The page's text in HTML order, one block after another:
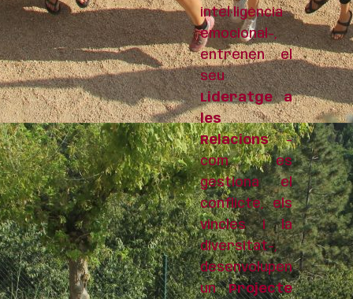
intel·ligència
emocional-,
entrenen el
seu
Lideratge a
les
Relacions-
com es
gestiona el
conflicte, els
vincles i la
diversitat-,
desenvolupen
unProjecte